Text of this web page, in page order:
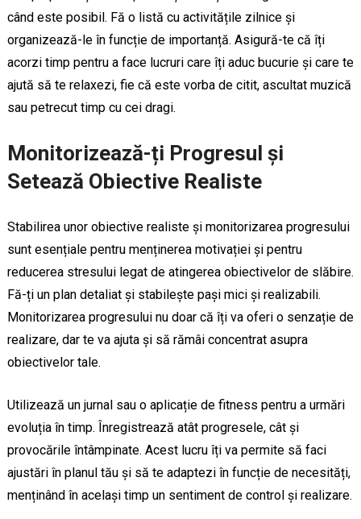
când este posibil. Fă o listă cu activitățile zilnice și
organizează-le în funcție de importanță. Asigură-te că îți
acorzi timp pentru a face lucruri care îți aduc bucurie și care te
ajută să te relaxezi, fie că este vorba de citit, ascultat muzică
sau petrecut timp cu cei dragi.
Monitorizează-ți Progresul și
Setează Obiective Realiste
Stabilirea unor obiective realiste și monitorizarea progresului
sunt esențiale pentru menținerea motivației și pentru
reducerea stresului legat de atingerea obiectivelor de slăbire.
Fă-ți un plan detaliat și stabilește pași mici și realizabili.
Monitorizarea progresului nu doar că îți va oferi o senzație de
realizare, dar te va ajuta și să rămâi concentrat asupra
obiectivelor tale.
Utilizează un jurnal sau o aplicație de fitness pentru a urmări
evoluția în timp. Înregistrează atât progresele, cât și
provocările întâmpinate. Acest lucru îți va permite să faci
ajustări în planul tău și să te adaptezi în funcție de necesități,
menținând în același timp un sentiment de control și realizare.